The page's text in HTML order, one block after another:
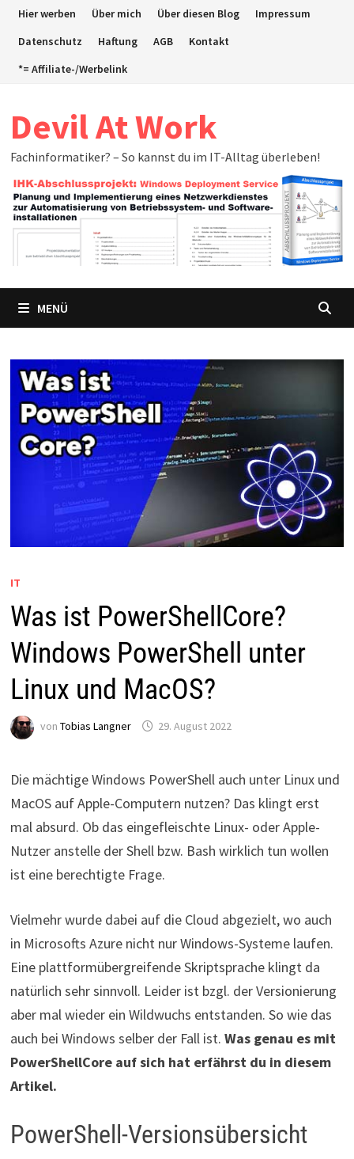
ZumHier werben Über mich Über diesen Blog
Impressum
Datenschutz
Haftung AGB
Kontakt
*= Affiliate-/Werbelink
Devil At Work
Fachinformatiker? – So kannst du im IT-Alltag überleben!
MENÜ
IT
Was ist PowerShellCore?
Windows PowerShell unter
Linux und MacOS?
von Tobias Langner 29. August 2022
Die mächtige Windows PowerShell auch unter Linux und
MacOS auf Apple-Computern nutzen? Das klingt erst
mal absurd. Ob das eingefleischte Linux- oder Apple-
Nutzer anstelle der Shell bzw. Bash wirklich tun wollen
ist eine berechtigte Frage.
Vielmehr wurde dabei auf die Cloud abgezielt, wo auch
in Microsofts Azure nicht nur Windows-Systeme laufen.
Eine plattformübergreifende Skriptsprache klingt da
natürlich sehr sinnvoll. Leider ist bzgl. der Versionierung
aber mal wieder ein Wildwuchs entstanden. So wie das
auch bei Windows selber der Fall ist. Was genau es mit
PowerShellCore auf sich hat erfährst du in diesem
Artikel.
PowerShell-Versionsübersicht